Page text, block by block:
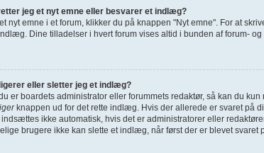
jeg et nyt emne eller besvarer et indlæg?
nyt emne i et forum, klikker du på knappen "Nyt emne". For at
Dine tilladelser i hvert forum vises altid i bunden af forum- og
eller sletter jeg et indlæg?
er boardets administrator eller forummets redaktør, så kan du
knappen ud for det rette indlæg. Hvis der allerede er svaret på
ikke automatisk, hvis det er administratorer eller
brugere ikke kan slette et indlæg, når først der er blevet svaret